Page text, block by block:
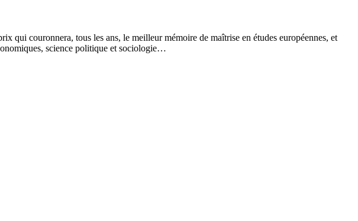
qui couronnera, tous les ans, le meilleur mémoire de maîtrise en études européennes, et
science politique et sociologie…